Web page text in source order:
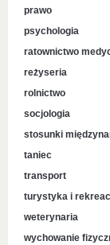
prawo
psychologia
ratownictwo
reżyseria
rolnictwo
socjologia
stosunki
taniec
transport
turystyka i
weterynaria
wychowanie